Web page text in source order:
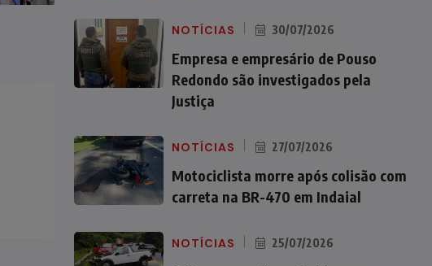
NOTÍCIAS 30/07/2026
Empresa e empresário de Pouso
Redondo são investigados pela
Justiça
NOTÍCIAS 27/07/2026
Motociclista morre após colisão com
carreta na BR-470 em Indaial
NOTÍCIAS 25/07/2026